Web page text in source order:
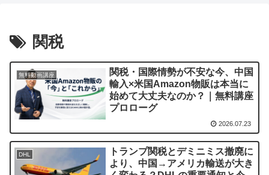
関税
無料動画講座
関税・国際情勢が不安な今、中国
輸入×米国Amazon物販は本当に
始めて大丈夫なのか？｜無料講座
プロローグ
2026.07.23
DHL
トランプ関税とデミニミス撤廃に
より、中国→アメリカ輸送が大き